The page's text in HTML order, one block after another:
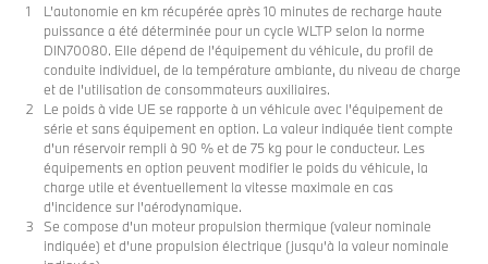
L’autonomie en km récupérée après 10 minutes de recharge haute
puissance a été déterminée pour un cycle WLTP selon la norme
DIN70080. Elle dépend de l'équipement du véhicule, du profil de
conduite individuel, de la température ambiante, du niveau de charge
et de l'utilisation de consommateurs auxiliaires.
Le poids à vide UE se rapporte à un véhicule avec l'équipement de
série et sans équipement en option. La valeur indiquée tient compte
d'un réservoir rempli à 90 % et de 75 kg pour le conducteur. Les
équipements en option peuvent modifier le poids du véhicule, la
charge utile et éventuellement la vitesse maximale en cas
d'incidence sur l'aérodynamique.
Se compose d'un moteur propulsion thermique (valeur nominale
indiquée) et d’une propulsion électrique (jusqu’à la valeur nominale